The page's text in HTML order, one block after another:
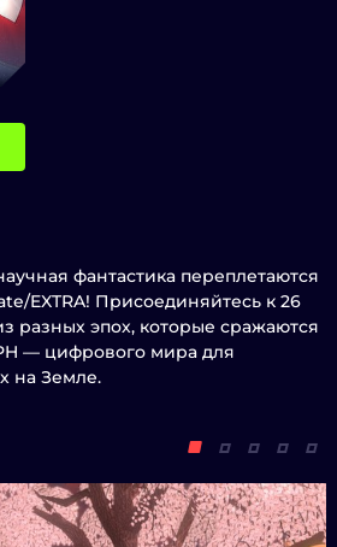
фантастика переплетаются
EXTRA! Присоединяйтесь к 26
разных эпох, которые сражаются
— цифрового мира для
на Земле.